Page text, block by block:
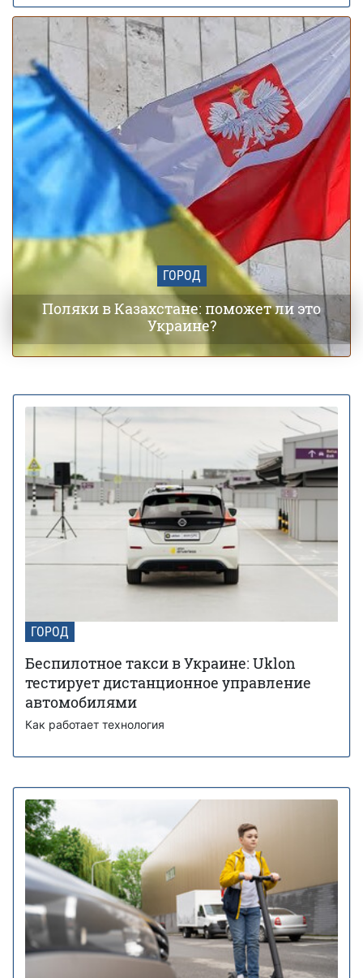
01 мая 18:24
области и даты похолодания
ГОРОД
Поляки в Казахстане: поможет ли это
Украине?
ГОРОД
Беспилотное такси в Украине: Uklon
тестирует дистанционное управление
автомобилями
Как работает технология